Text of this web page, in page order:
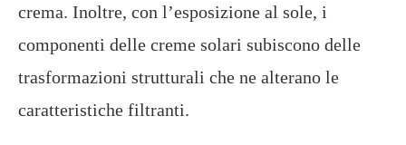
crema. Inoltre, con l’esposizione al sole, i
componenti delle creme solari subiscono delle
trasformazioni strutturali che ne alterano le
caratteristiche filtranti.